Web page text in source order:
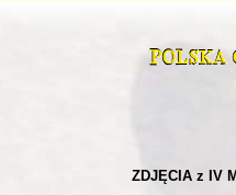
ZDJĘCIA z IV